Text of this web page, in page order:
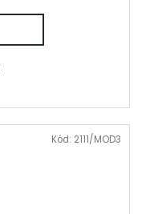
Kód: 2111/MOD3